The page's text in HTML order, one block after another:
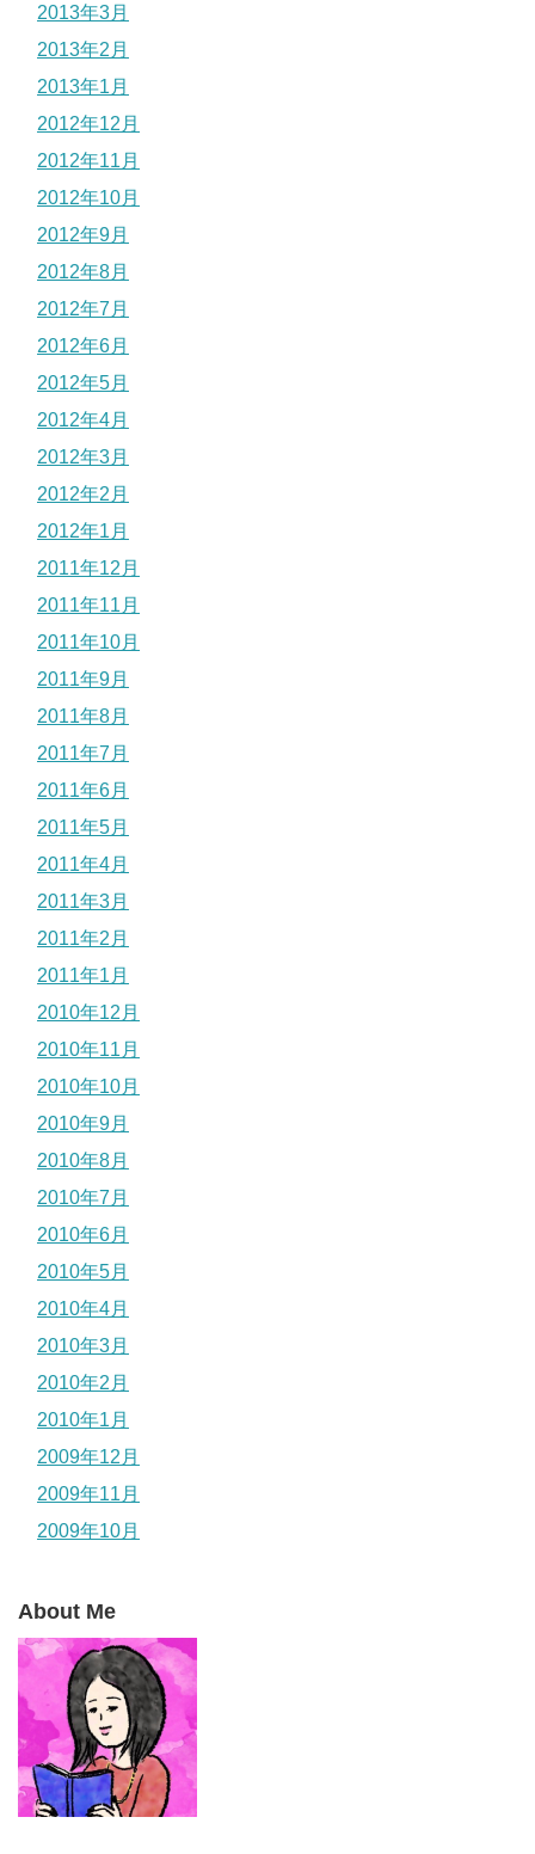
2013年3月
2013年2月
2013年1月
2012年12月
2012年11月
2012年10月
2012年9月
2012年8月
2012年7月
2012年6月
2012年5月
2012年4月
2012年3月
2012年2月
2012年1月
2011年12月
2011年11月
2011年10月
2011年9月
2011年8月
2011年7月
2011年6月
2011年5月
2011年4月
2011年3月
2011年2月
2011年1月
2010年12月
2010年11月
2010年10月
2010年9月
2010年8月
2010年7月
2010年6月
2010年5月
2010年4月
2010年3月
2010年2月
2010年1月
2009年12月
2009年11月
2009年10月
About Me